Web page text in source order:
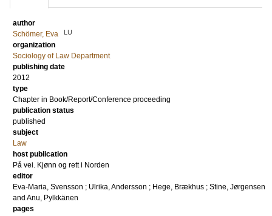
author
Schömer, Eva
LU
organization
Sociology of Law Department
publishing date
2012
type
Chapter in Book/Report/Conference proceeding
publication status
published
subject
Law
host publication
På vei. Kjønn og rett i Norden
editor
Eva-Maria, Svensson ; Ulrika, Andersson ; Hege, Brækhus ; Stine, Jørgensen
and Anu, Pylkkänen
pages